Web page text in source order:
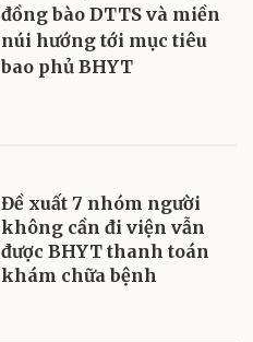
đồng bào DTTS và miền
núi hướng tới mục tiêu
bao phủ BHYT
Đề xuất 7 nhóm người
không cần đi viện vẫn
được BHYT thanh toán
khám chữa bệnh